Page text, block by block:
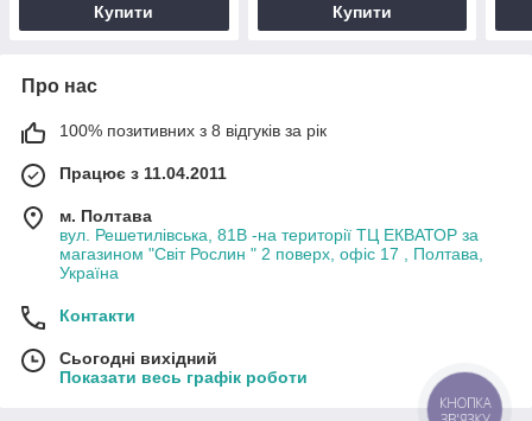
Купити Купити
Про нас
100% позитивних з 8 відгуків за рік
Працює з 11.04.2011
м. Полтава
вул. Решетилівська, 81В -на території ТЦ ЕКВАТОР за
магазином "Світ Рослин " 2 поверх, офіс 17 , Полтава,
Україна
Контакти
Сьогодні вихідний
Показати весь графік роботи
КНОПКА